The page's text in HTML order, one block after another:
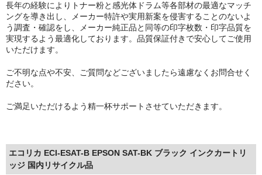
長年の経験によりトナー粉と感光体ドラム等各部材の最適なマッチ
ングを導き出し、メーカー特許や実用新案を侵害することのないよ
う調査・確認をし、メーカー純正品と同等の印字枚数・印字品質を
実現するよう最適化しております。品質保証付きで安心してご使用
いただけます。
ご不明な点や不安、ご質問などございましたら遠慮なくお問合せく
ださい。
ご満足いただけるよう精一杯サポートさせていただきます。
エコリカ ECI-ESAT-B EPSON SAT-BK ブラック インクカートリ
ッジ 国内リサイクル品